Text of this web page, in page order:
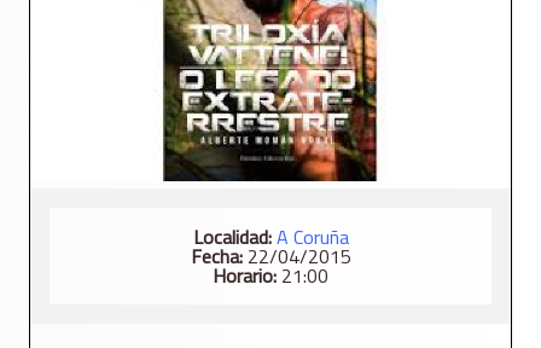
Localidad:A Coruña
Fecha:22/04/2015
Horario: 21:00